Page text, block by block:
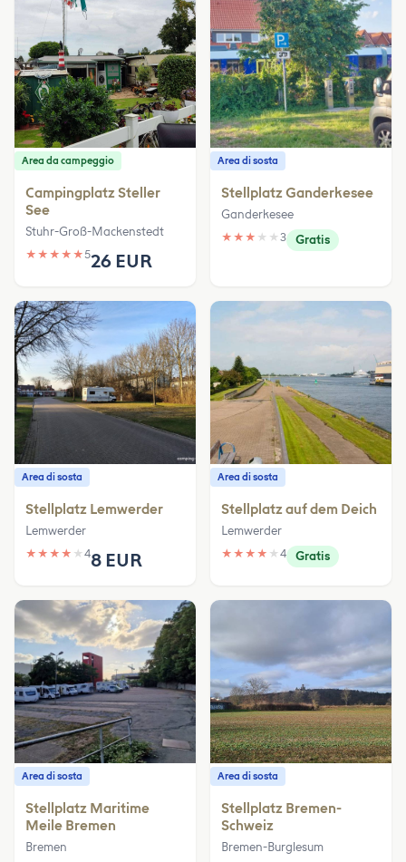
Area da campeggio
Campingplatz Steller
See
Stuhr-Groß-Mackenstedt
★ ★ ★ ★ ★526 EUR
Area di sosta
Stellplatz Ganderkesee
Ganderkesee
★ ★ ★ ★ ★ 3 Gratis
Area di sosta
Stellplatz Lemwerder
Lemwerder
★ ★ ★ ★ ★ 48 EUR
Area di sosta
Stellplatz auf dem Deich
Lemwerder
★ ★ ★ ★ ★ 4 Gratis
Area di sosta
Stellplatz Maritime
Meile Bremen
Bremen
Area di sosta
Stellplatz Bremen-
Schweiz
Bremen-Burglesum